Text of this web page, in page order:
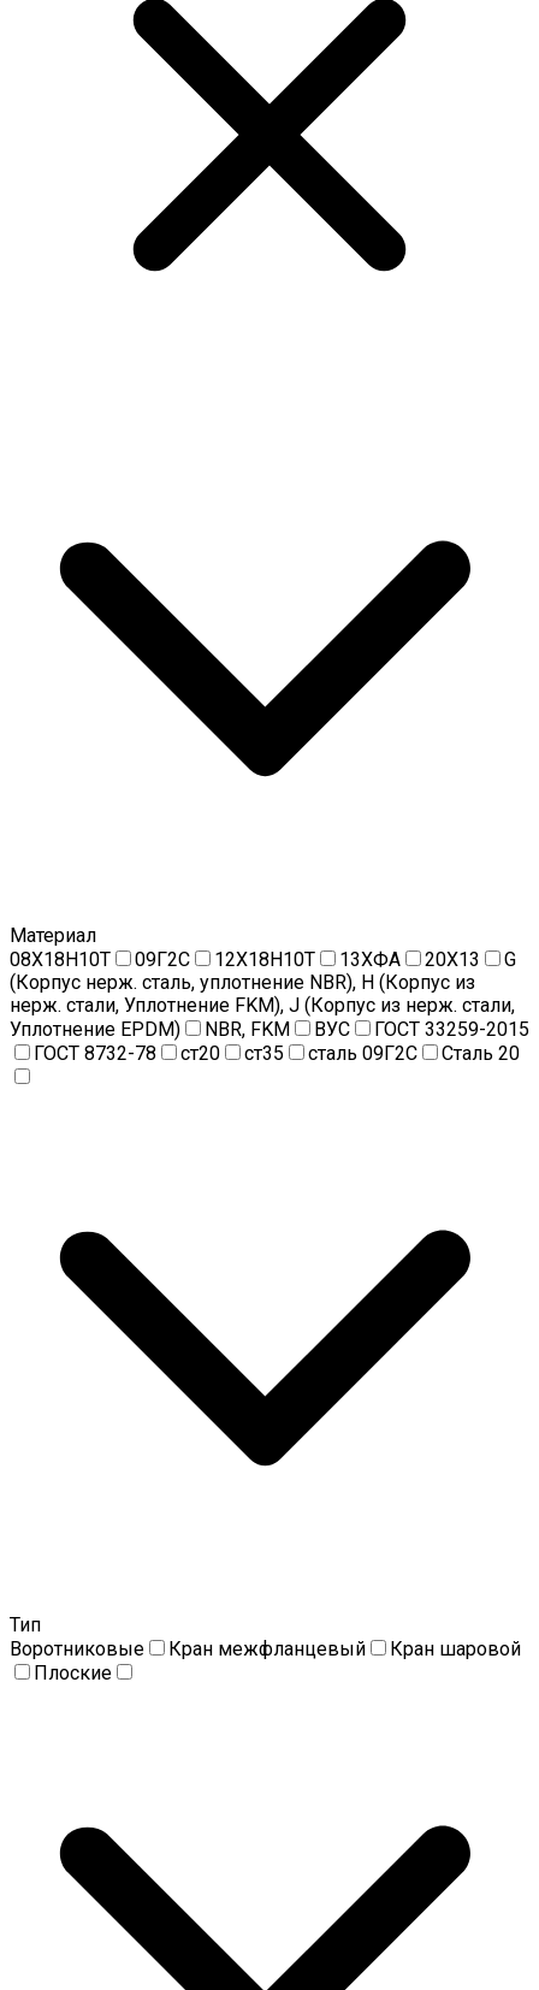
Материал
08Х18Н10Т
09Г2С 12Х18Н10Т 13ХФА 20Х13
G
(Корпус нерж. сталь, уплотнение NBR), H (Корпус из
нерж. стали, Уплотнение FKM), J (Корпус из нерж. стали,
Уплотнение EPDM)
NBR, FKM ВУС
ГОСТ 33259-2015
ГОСТ 8732-78
ст20 ст35 сталь 09Г2С Сталь 20
Тип
Воротниковые
Кран межфланцевый
Кран шаровой
Плоские